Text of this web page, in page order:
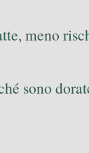
meno
sono